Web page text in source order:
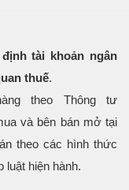
tài khoản ngân
thuế.
theo Thông tư
và bên bán mở tại
theo các hình thức
luật hiện hành.